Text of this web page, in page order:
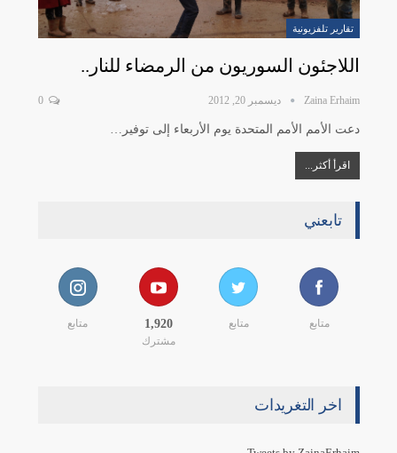
تقارير تلفزيونية
اللاجئون السوريون من الرمضاء للنار..
Zaina Erhaim ديسمبر 20, 2012 0
دعت الأمم الأمم المتحدة يوم الأربعاء إلى توفير…
اقرأ أكثر...
تابعني
متابع متابع 1,920
مشترك
متابع
اخر التغريدات